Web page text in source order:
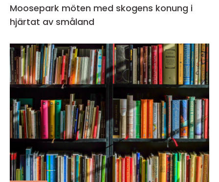
Moosepark möten med skogens konung i
hjärtat av småland